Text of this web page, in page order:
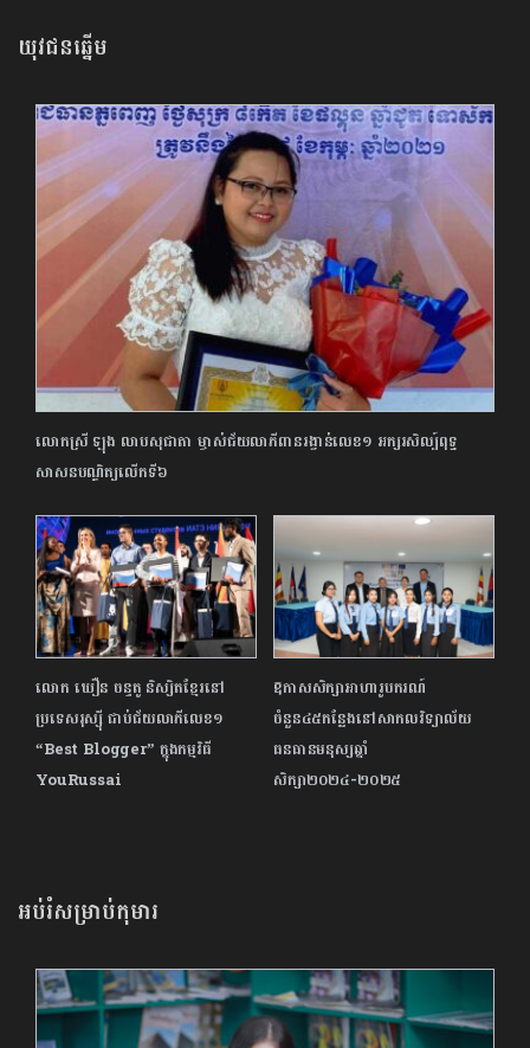
យុវជនឆ្នើម
លោកស្រី ឡុង លាបសុជាតា ម្ចាស់ជ័យលាភីពានរង្វាន់លេខ១ អក្សរសិល្ប៍ពុទ្ធ
សាសនបណ្ឌិត្យលើកទី៦
លោក ឃឿន ចន្ទតូ និស្សិតខ្មែរ​នៅ​
ប្រទេស​រុស្ស៊ី ជាប់ជ័យលាភី​លេខ១
“Best Blogger” ក្នុង​កម្មវិធី
YouRussai
ឱកាសសិក្សាអាហារូបករណ៍
ចំនួន៤៥កន្លែងនៅសាកលវិទ្យាល័យ
ធនធានមនុស្សឆ្នាំ
សិក្សា២០២៤-២០២៥
អប់រំសម្រាប់កុមារ